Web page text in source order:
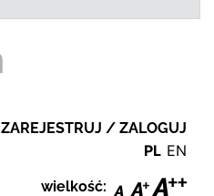
ZAREJESTRUJ / ZALOGUJ
PL EN
wielkość: